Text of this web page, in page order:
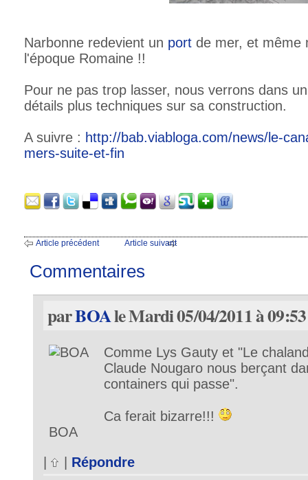
Narbonne redevient un port de mer, et même
l'époque Romaine !!
Pour ne pas trop lasser, nous verrons dans
détails plus techniques sur sa construction.
A suivre : http://bab.viabloga.com/news/le-
mers-suite-et-fin
Article précédent Article suivant
Commentaires
parBOAle Mardi 05/04/2011 à 09:53
Comme Lys Gauty et "Le
Claude Nougaro nous berçant
containers qui passe".
Ca ferait bizarre!!!
BOA
Répondre